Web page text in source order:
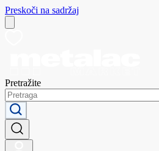
Preskoči na sadržaj
Pretražite